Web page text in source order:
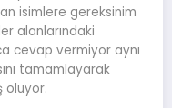
isimlere gereksinim
alanlarındaki
cevap vermiyor aynı
tamamlayarak
oluyor.